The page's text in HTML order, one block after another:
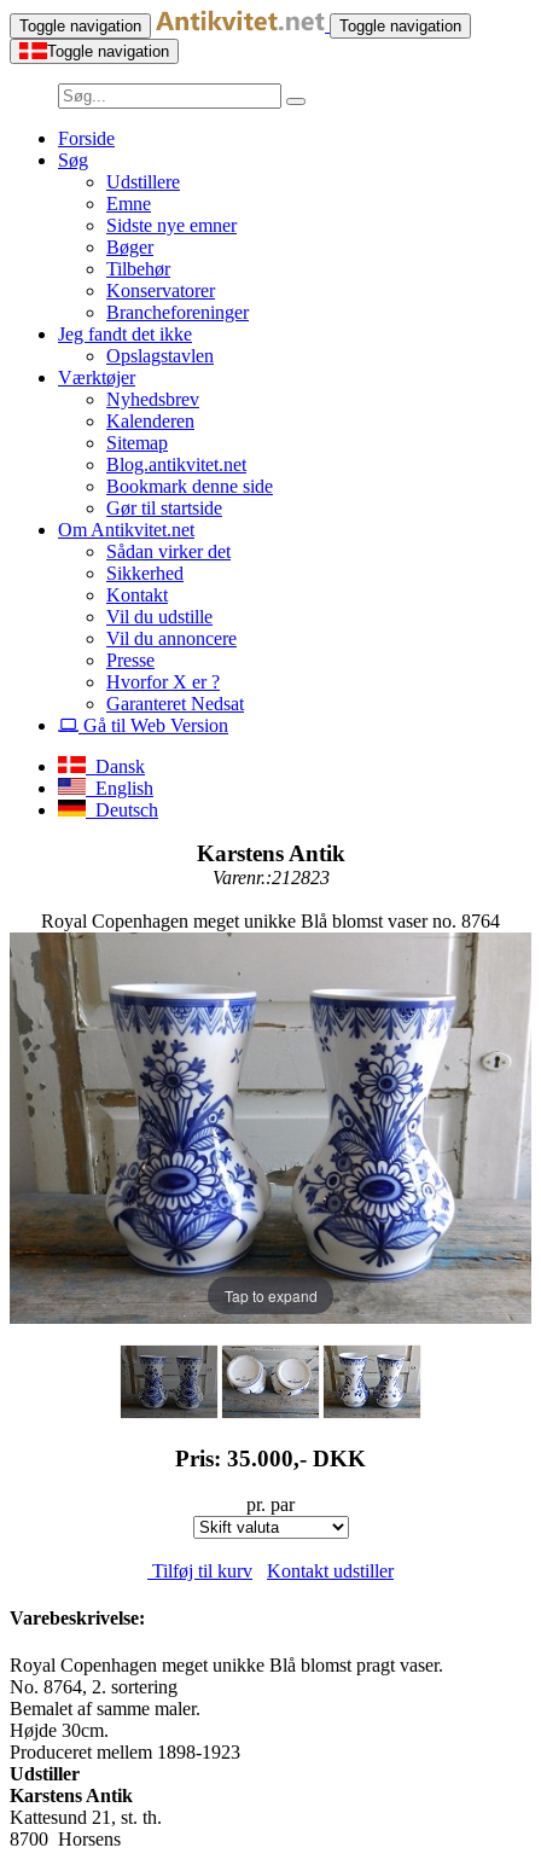
Toggle navigation
Toggle navigation
Toggle navigation
Forside
Søg
Udstillere
Emne
Sidste nye emner
Bøger
Tilbehør
Konservatorer
Brancheforeninger
Jeg fandt det ikke
Opslagstavlen
Værktøjer
Nyhedsbrev
Kalenderen
Sitemap
Blog.antikvitet.net
Bookmark denne side
Gør til startside
Om Antikvitet.net
Sådan virker det
Sikkerhed
Kontakt
Vil du udstille
Vil du annoncere
Presse
Hvorfor X er ?
Garanteret Nedsat
Gå til Web Version
Dansk
English
Deutsch
Karstens Antik
Varenr.:212823
Royal Copenhagen meget unikke Blå blomst vaser no. 8764
Tap to expand
Pris: 35.000,- DKK
pr. par
Tilføj til kurv Kontakt udstiller
Varebeskrivelse:
Royal Copenhagen meget unikke Blå blomst pragt vaser.
No. 8764, 2. sortering
Bemalet af samme maler.
Højde 30cm.
Produceret mellem 1898-1923
Udstiller
Karstens Antik
Kattesund 21, st. th.
8700 Horsens